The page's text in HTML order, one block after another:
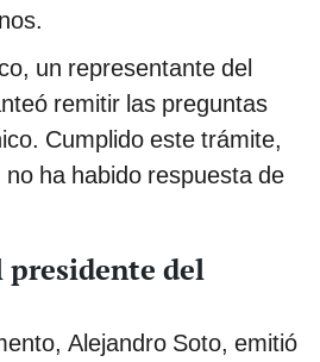
un representante del
remitir las preguntas
Cumplido este trámite,
ha habido respuesta de
presidente del
Alejandro Soto, emitió